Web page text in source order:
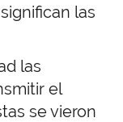
las
las
el
se vieron